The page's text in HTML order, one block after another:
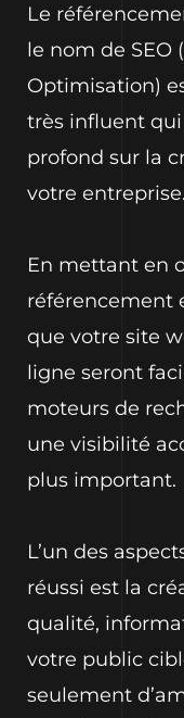
Le
le nom de SEO
Optimisation)
très influent
profond sur la
votre entreprise.
En mettant en
référencement
que votre site
ligne seront
moteurs de
une visibilité
plus important.
L’un des
réussi est la
qualité,
votre public
seulement